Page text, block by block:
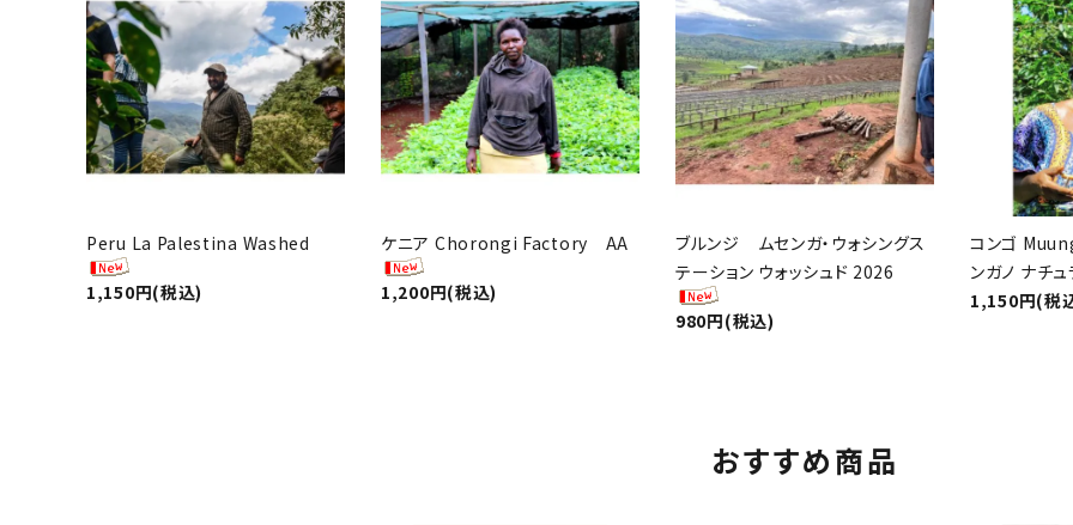
Peru La Palestina Washed
1,150円(税込)
ケニア Chorongi Factory AA
1,200円(税込)
ブルンジ ムセンガ・ウォシングス
テーション ウォッシュド 2026
980円(税込)
コンゴ
ンガノ ナチュ
1,150円(税
おすすめ商品